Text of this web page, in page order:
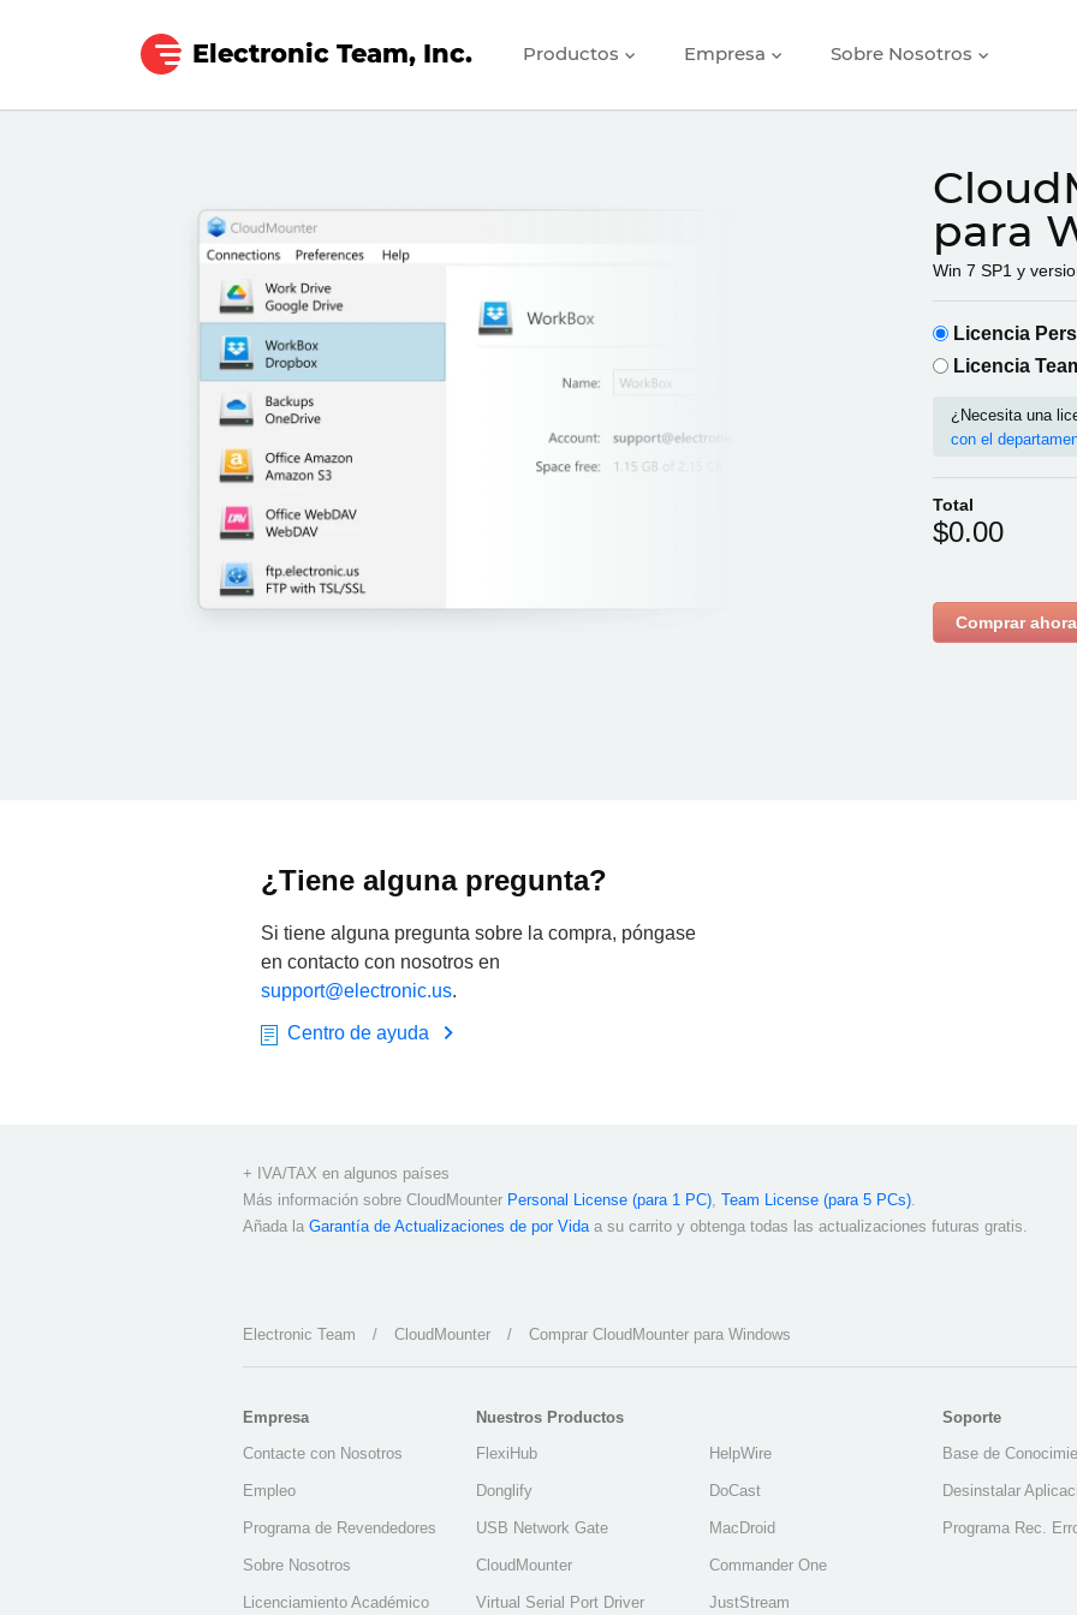
Electronic Team, Inc. Productos Empresa Sobre Nosotros
para
Win 7 SP1 y
Licencia
Licencia
¿Necesita una
con el
Total
$0.00
Comprar ahora
¿Tiene alguna pregunta?
Si tiene alguna pregunta sobre la compra, póngase
en contacto con nosotros en
support@electronic.us.
Centro de ayuda
+ IVA/TAX en algunos países
Más información sobre CloudMounter Personal License (para 1 PC), Team License (para 5 PCs).
Añada la Garantía de Actualizaciones de por Vidaa su carrito y obtenga todas las actualizaciones futuras gratis.
Electronic Team / CloudMounter / Comprar CloudMounter para Windows
Empresa
Contacte con Nosotros
Empleo
Programa de Revendedores
Sobre Nosotros
Licenciamiento Académico
Nuestros Productos
FlexiHub
Donglify
USB Network Gate
CloudMounter
Virtual Serial Port Driver
HelpWire
DoCast
MacDroid
Commander One
JustStream
Soporte
Base de
Desinstalar
Programa Rec.